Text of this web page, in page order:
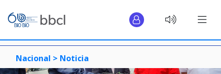
Nacional > Noticia